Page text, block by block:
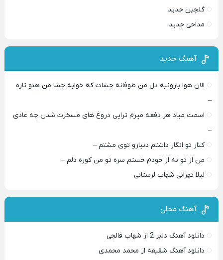
گلچین جدید
مداحی جدید
آهنگ جدید
الان هوا بارونیه دل من طوفانه چشات که خوابه چشا من هنو تاره
–
اسمت میاد هر دفعه میرم تراپی دروغ‌ های مسخرت شدن چه عادی
–
کنار تو انگار داشتم دنیارو توی مشتم –
من از تو نه از خودم خستم سره تو من کوره دلم –
لیلا تهرانی شهاب لرستانی
آهنگ محلی
دانلود آهنگ دلبر 2 از شهاب فالجی
دانلود آهنگ شقیقه از محمد محمدی